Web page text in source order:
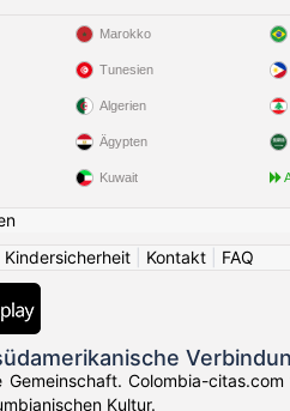
Marokko
Tunesien
Algerien
Ägypten
Kuwait
Kindersicherheit Kontakt FAQ
Colombia-
Kultur.